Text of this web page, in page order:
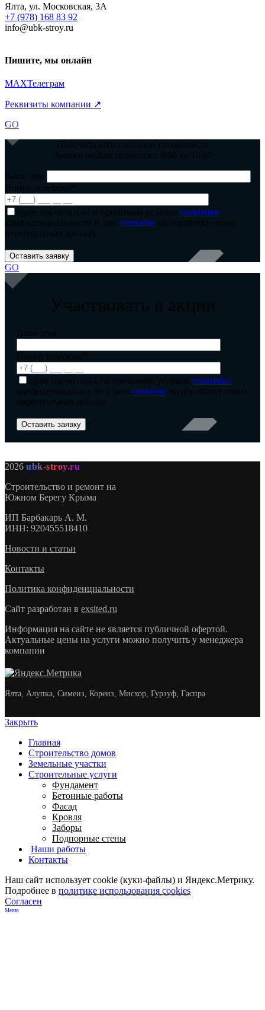
Меню
Ялта, ул. Московская, 3А
+7 (978) 168 83 92
info@ubk-stroy.ru
Пишите, мы онлайн
MAXТелеграм
Реквизиты компании ↗
GO
Получить консультацию специалиста
Звонки осуществляются с 9:00 до 18:00
Ваше имя
Номер телефона*
agree прочитал(-а) и принимаю условия политики
конфиденциальности и даю согласие на обработку своих
персональных данных
GO
Участвовать в акции
Ваше имя
Номер телефона*
agree прочитал(-а) и принимаю условия политики
конфиденциальности и даю согласие на обработку своих
персональных данных
2026 ubk-stroy.ru
Строительство и ремонт на
Южном Берегу Крыма
ИП Барбакарь А. М.
ИНН: 920455518410
Новости и статьи
Контакты
Политика конфиденциальности
Сайт разработан в exsited.ru
Информация на сайте не является публичной офертой.
Актуальные цены на услуги можно получить у менеджера
компании
Ялта, Алупка, Симеиз, Кореиз, Мисхор, Гурзуф, Гаспра
Закрыть
Главная
Строительство домов
Земельные участки
Строительные услуги
Фундамент
Бетонные работы
Фасад
Кровля
Заборы
Подпорные стены
Наши работы
Контакты
Наш сайт использует cookie (куки-файлы) и Яндекс.Метрику.
Подробнее в политике использования cookies
Согласен